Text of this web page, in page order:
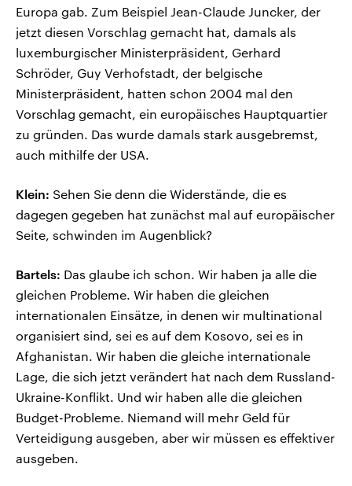
Europa gab. Zum Beispiel Jean-Claude Juncker, der
jetzt diesen Vorschlag gemacht hat, damals als
luxemburgischer Ministerpräsident, Gerhard
Schröder, Guy Verhofstadt, der belgische
Ministerpräsident, hatten schon 2004 mal den
Vorschlag gemacht, ein europäisches Hauptquartier
zu gründen. Das wurde damals stark ausgebremst,
auch mithilfe der USA.
Klein: Sehen Sie denn die Widerstände, die es
dagegen gegeben hat zunächst mal auf europäischer
Seite, schwinden im Augenblick?
Bartels: Das glaube ich schon. Wir haben ja alle die
gleichen Probleme. Wir haben die gleichen
internationalen Einsätze, in denen wir multinational
organisiert sind, sei es auf dem Kosovo, sei es in
Afghanistan. Wir haben die gleiche internationale
Lage, die sich jetzt verändert hat nach dem Russland-
Ukraine-Konflikt. Und wir haben alle die gleichen
Budget-Probleme. Niemand will mehr Geld für
Verteidigung ausgeben, aber wir müssen es effektiver
ausgeben.